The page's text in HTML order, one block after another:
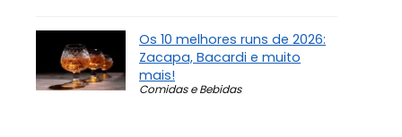
Os 10 melhores runs de 2026:
Zacapa, Bacardi e muito
mais!
Comidas e Bebidas